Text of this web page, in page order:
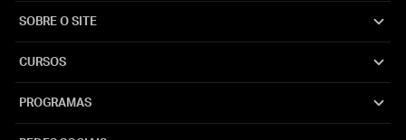
SOBRE O SITE
CURSOS
PROGRAMAS